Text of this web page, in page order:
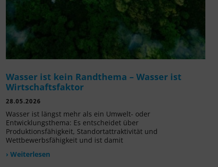
Wasser ist kein Randthema – Wasser ist
Wirtschaftsfaktor
28.05.2026
Wasser ist längst mehr als ein Umwelt- oder
Entwicklungsthema: Es entscheidet über
Produktionsfähigkeit, Standortattraktivität und
Wettbewerbsfähigkeit und ist damit
› Weiterlesen